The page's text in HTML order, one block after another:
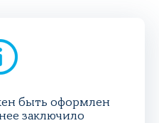
быть оформлен
заключило